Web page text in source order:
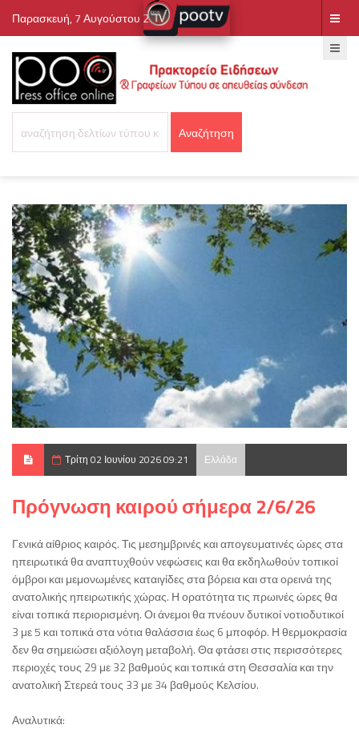
Παρασκευή, 7 Αυγούστου 2026
Τρίτη 02 Ιουνίου 2026 09:21 Ελλάδα
Πρόγνωση καιρού σήμερα 2/6/26
Γενικά αίθριος καιρός. Τις μεσημβρινές και απογευματινές ώρες στα
ηπειρωτικά θα αναπτυχθούν νεφώσεις και θα εκδηλωθούν τοπικοί
όμβροι και μεμονωμένες καταιγίδες στα βόρεια και στα ορεινά της
ανατολικής ηπειρωτικής χώρας. Η ορατότητα τις πρωινές ώρες θα
είναι τοπικά περιορισμένη. Οι άνεμοι θα πνέουν δυτικοί νοτιοδυτικοί
3 με 5 και τοπικά στα νότια θαλάσσια έως 6 μποφόρ. Η θερμοκρασία
δεν θα σημειώσει αξιόλογη μεταβολή. Θα φτάσει στις περισσότερες
περιοχές τους 29 με 32 βαθμούς και τοπικά στη Θεσσαλία και την
ανατολική Στερεά τους 33 με 34 βαθμούς Κελσίου.
Αναλυτικά: